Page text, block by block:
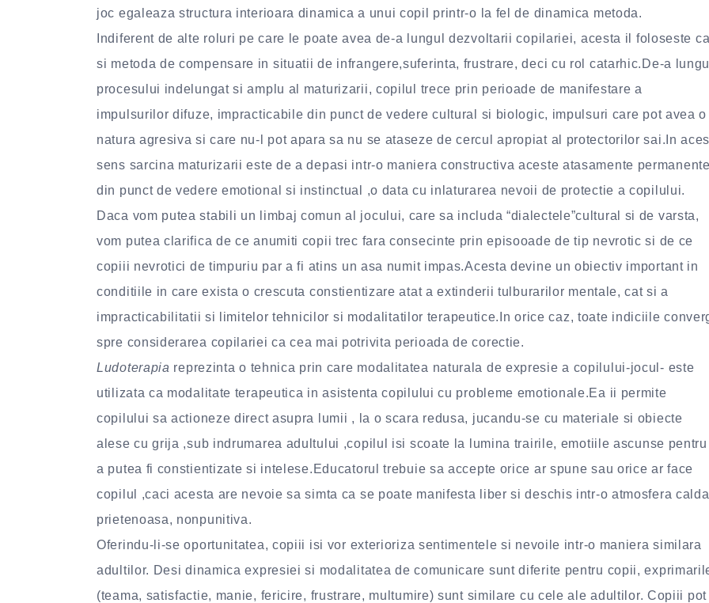
joc egaleaza structura interioara dinamica a unui copil printr-o la fel de dinamica metoda.
Indiferent de alte roluri pe care le poate avea de-a lungul dezvoltarii copilariei, acesta il foloseste
si metoda de compensare in situatii de infrangere,suferinta, frustrare, deci cu rol catarhic.De-a
procesului indelungat si amplu al maturizarii, copilul trece prin perioade de manifestare a
impulsurilor difuze, impracticabile din punct de vedere cultural si biologic, impulsuri care pot avea o
natura agresiva si care nu-l pot apara sa nu se ataseze de cercul apropiat al protectorilor sai.In
sens sarcina maturizarii este de a depasi intr-o maniera constructiva aceste atasamente
din punct de vedere emotional si instinctual ,o data cu inlaturarea nevoii de protectie a copilului.
Daca vom putea stabili un limbaj comun al jocului, care sa includa “dialectele”cultural si de varsta,
vom putea clarifica de ce anumiti copii trec fara consecinte prin episooade de tip nevrotic si de ce
copiii nevrotici de timpuriu par a fi atins un asa numit impas.Acesta devine un obiectiv important in
conditiile in care exista o crescuta constientizare atat a extinderii tulburarilor mentale, cat si a
impracticabilitatii si limitelor tehnicilor si modalitatilor terapeutice.In orice caz, toate indiciile
spre considerarea copilariei ca cea mai potrivita perioada de corectie.
Ludoterapia reprezinta o tehnica prin care modalitatea naturala de expresie a copilului-jocul- este
utilizata ca modalitate terapeutica in asistenta copilului cu probleme emotionale.Ea ii permite
copilului sa actioneze direct asupra lumii , la o scara redusa, jucandu-se cu materiale si obiecte
alese cu grija ,sub indrumarea adultului ,copilul isi scoate la lumina trairile, emotiile ascunse pentru
a putea fi constientizate si intelese.Educatorul trebuie sa accepte orice ar spune sau orice ar face
copilul ,caci acesta are nevoie sa simta ca se poate manifesta liber si deschis intr-o atmosfera
prietenoasa, nonpunitiva.
Oferindu-li-se oportunitatea, copiii isi vor exterioriza sentimentele si nevoile intr-o maniera similara
adultilor. Desi dinamica expresiei si modalitatea de comunicare sunt diferite pentru copii,
(teama, satisfactie, manie, fericire, frustrare, multumire) sunt similare cu cele ale adultilor. Copiii pot